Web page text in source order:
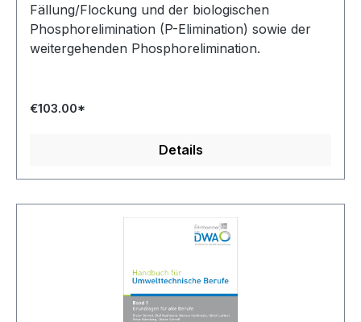
Fällung/Flockung und der biologischen
Phosphorelimination (P-Elimination) sowie der
weitergehenden Phosphorelimination.
€103.00*
Details